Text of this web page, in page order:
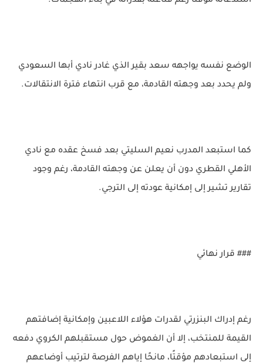
الوضع نفسه يواجهه سعد بقير الذي غادر نادي أبها السعودي
ولم يحدد بعد وجهته القادمة، مع قرب انتهاء فترة الانتقالات.
كما استبعد المدرب نعيم السليتي بعد فسخ عقده مع نادي
الأهلي القطري دون أن يعلن عن وجهته القادمة، رغم وجود
تقارير تشير إلى إمكانية عودته إلى الترجي.
### قرار نهائي
رغم إدراك البنزرتي لقدرات هؤلاء اللاعبين وإمكانية إضافتهم
القيمة للمنتخب، إلا أن الغموض حول مستقبلهم الكروي دفعه
إلى استبعادهم مؤقتًا، مانحًا إياهم الفرصة لترتيب أوضاعهم